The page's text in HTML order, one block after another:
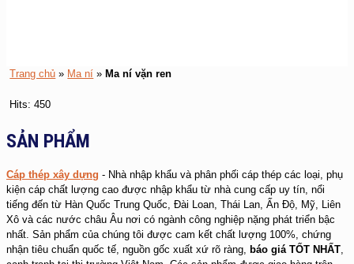
Trang chủ » Ma ní »Ma ní vặn ren
Hits: 450
SẢN PHẨM
Cáp thép xây dựng - Nhà nhập khẩu và phân phối cáp thép các loại, phụ
kiện cáp chất lượng cao được nhập khẩu từ nhà cung cấp uy tín, nổi
tiếng đến từ Hàn Quốc Trung Quốc, Đài Loan, Thái Lan, Ấn Độ, Mỹ, Liên
Xô và các nước châu Âu nơi có ngành công nghiệp nặng phát triển bậc
nhất. Sản phẩm của chúng tôi được cam kết chất lượng 100%, chứng
nhận tiêu chuẩn quốc tế, nguồn gốc xuất xứ rõ ràng, báo giá TỐT NHẤT